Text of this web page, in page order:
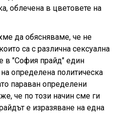
облечена в цветовете на
да обясняваме, че не
са с различна сексуална
в "София прайд" един
определена политическа
параван определени
че по този начин сме ги
е изразяване на една